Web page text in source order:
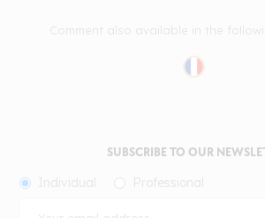
SUBSCRIBE TO OUR